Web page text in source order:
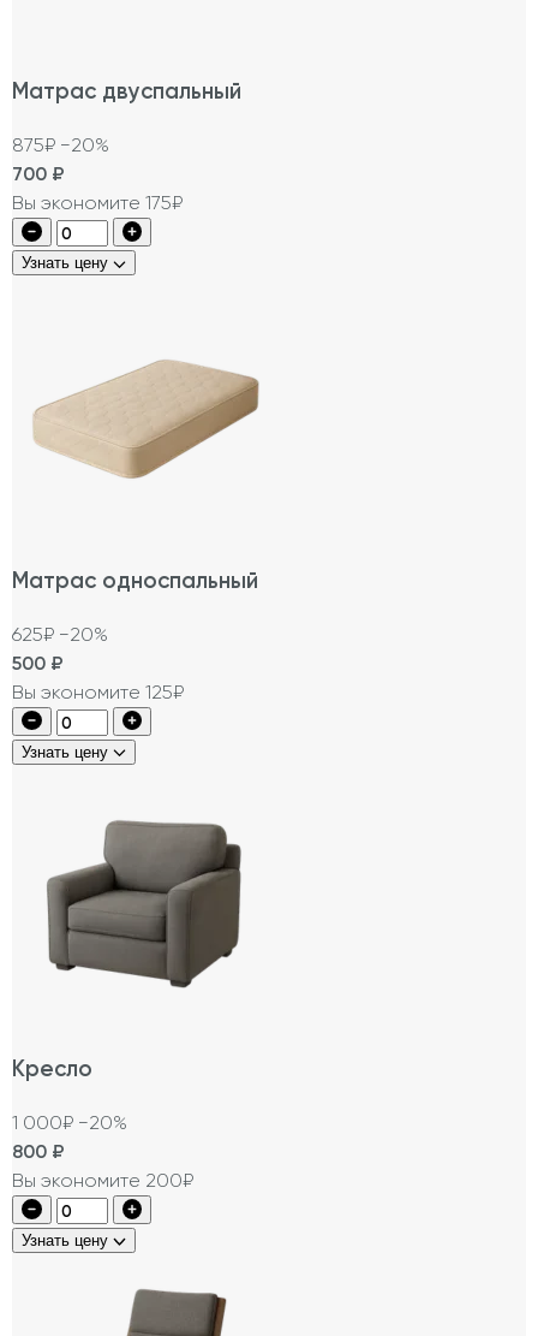
Матрас двуспальный
875₽ −20%
700 ₽
Вы экономите 175₽
Узнать цену
Матрас односпальный
625₽ −20%
500 ₽
Вы экономите 125₽
Узнать цену
Кресло
1 000₽ −20%
800 ₽
Вы экономите 200₽
Узнать цену